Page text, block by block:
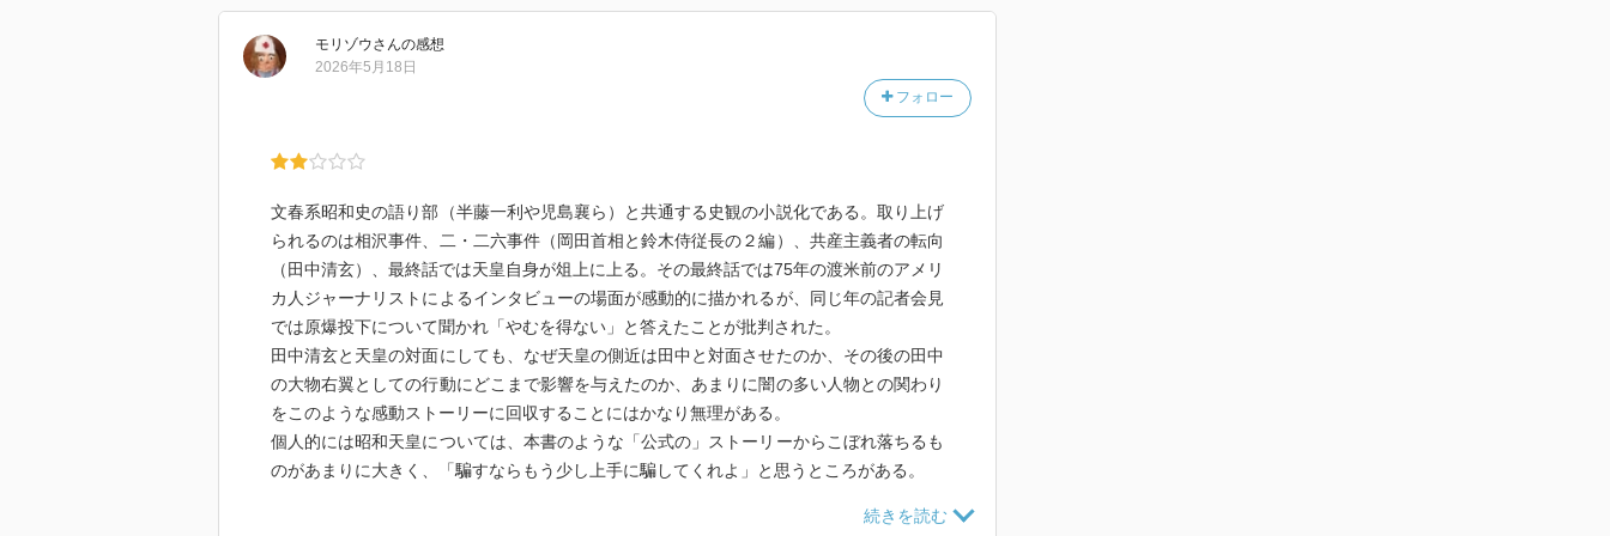
モリゾウさんの感想
フォロー
2026年5月18日
文春系昭和史の語り部（半藤一利や児島襄ら）と共通する史観の小説化である。取り上げ
られるのは相沢事件、二・二六事件（岡田首相と鈴木侍従長の２編）、共産主義者の転向
（田中清玄）、最終話では天皇自身が俎上に上る。その最終話では75年の渡米前のアメリ
カ人ジャーナリストによるインタビューの場面が感動的に描かれるが、同じ年の記者会見
では原爆投下について聞かれ「やむを得ない」と答えたことが批判された。
田中清玄と天皇の対面にしても、なぜ天皇の側近は田中と対面させたのか、その後の田中
の大物右翼としての行動にどこまで影響を与えたのか、あまりに闇の多い人物との関わり
をこのような感動ストーリーに回収することにはかなり無理がある。
個人的には昭和天皇については、本書のような「公式の」ストーリーからこぼれ落ちるも
のがあまりに大きく、「騙すならもう少し上手に騙してくれよ」と思うところがある。